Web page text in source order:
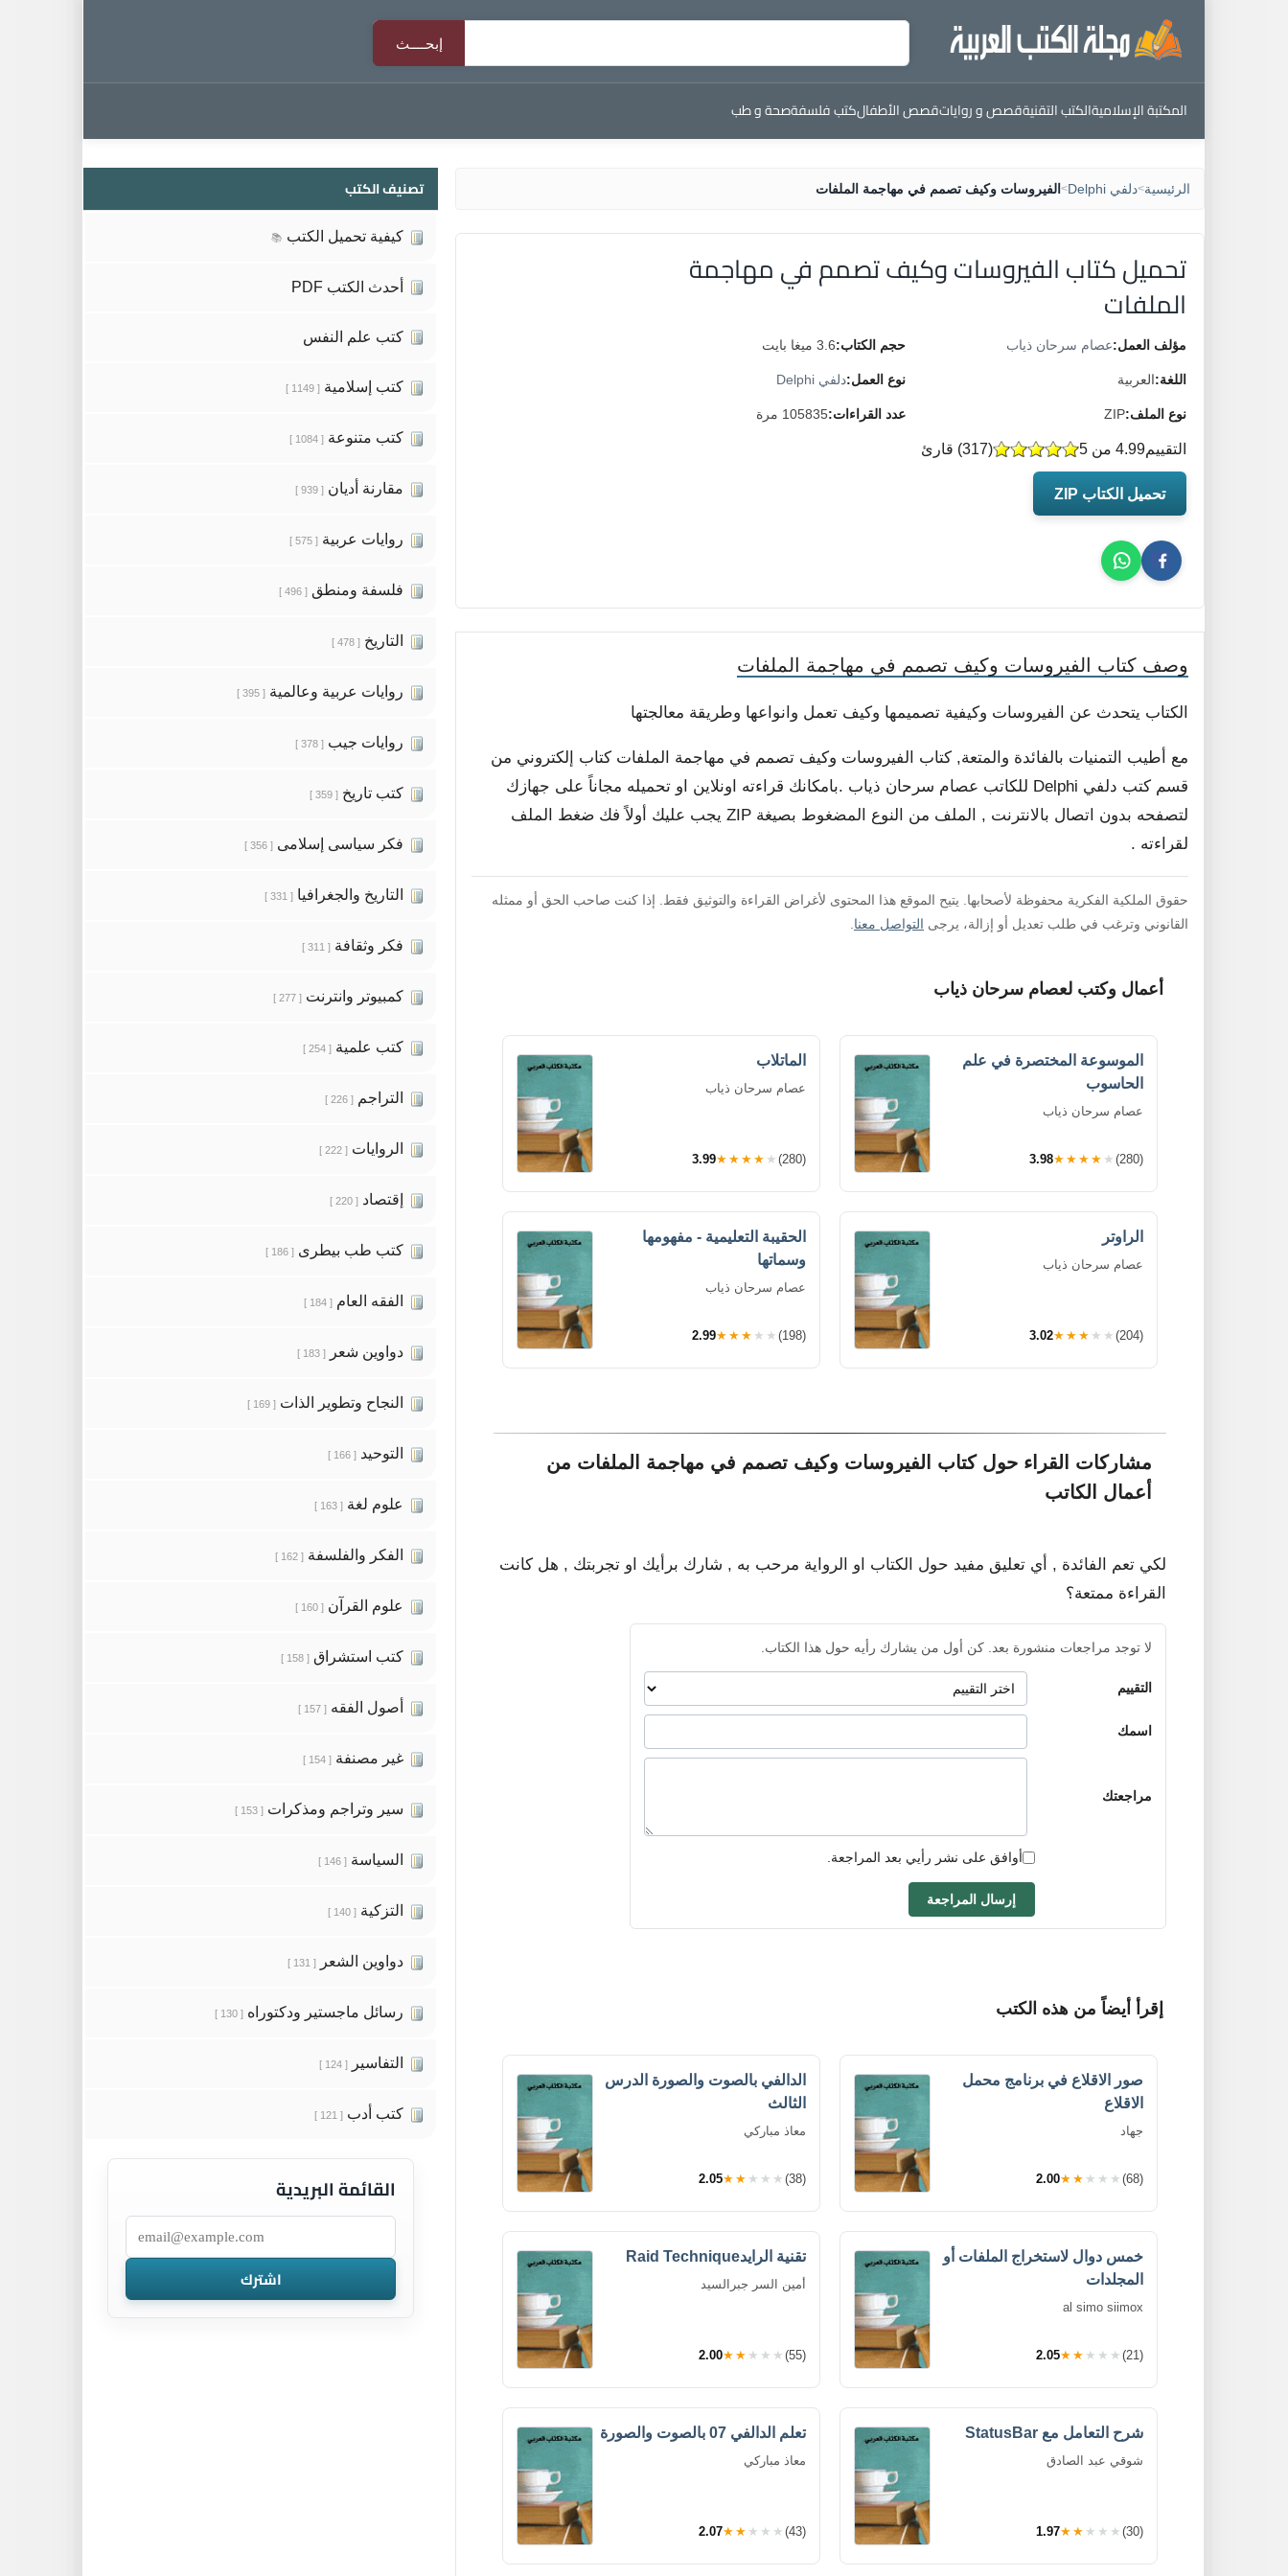
المكتبة الإسلاميةالكتب التقنيةقصص و رواياتقصص الأطفالكتب فلسفةصحة و طب
الرئيسية>دلفي Delphi > الفيروسات وكيف تصمم في مهاجمة الملفات
تحميل كتاب الفيروسات وكيف تصمم في مهاجمة
الملفات
مؤلف العمل:عصام سرحان ذياب حجم الكتاب:3.6 ميغا بايت
اللغة:العربية نوع العمل:دلفي Delphi
نوع الملف:ZIP عدد القراءات:105835 مرة
التقييم (
317) قارئ 4.99 من 5
تحميل الكتاب ZIP
وصف كتاب الفيروسات وكيف تصمم في مهاجمة الملفات
الكتاب يتحدث عن الفيروسات وكيفية تصميمها وكيف تعمل وانواعها وطريقة معالجتها
مع أطيب التمنيات بالفائدة والمتعة, كتاب الفيروسات وكيف تصمم في مهاجمة الملفات كتاب إلكتروني من
قسم كتب دلفي Delphi للكاتب عصام سرحان ذياب .بامكانك قراءته اونلاين او تحميله مجاناً على جهازك
لتصفحه بدون اتصال بالانترنت , الملف من النوع المضغوط بصيغة ZIP يجب عليك أولاً فك ضغط الملف
لقراءته .
حقوق الملكية الفكرية محفوظة لأصحابها. يتيح الموقع هذا المحتوى لأغراض القراءة والتوثيق فقط. إذا كنت صاحب الحق أو ممثله
القانوني وترغب في طلب تعديل أو إزالة، يرجى التواصل معنا
أعمال وكتب لعصام سرحان ذياب
الموسوعة المختصرة في علم
الحاسوب
عصام سرحان ذياب
3.98★★★★★ (280)
الماتلاب
عصام سرحان ذياب
3.99★★★★★ (280)
الراوتر
عصام سرحان ذياب
3.02★★★★★ (204)
الحقيبة التعليمية - مفهومها
وسماتها
عصام سرحان ذياب
2.99★★★★★ (198)
مشاركات القراء حول كتاب الفيروسات وكيف تصمم في مهاجمة الملفات من
أعمال الكاتب
لكي تعم الفائدة , أي تعليق مفيد حول الكتاب او الرواية مرحب به , شارك برأيك او تجربتك , هل كانت
القراءة ممتعة؟
لا توجد مراجعات منشورة بعد. كن أول من يشارك رأيه حول هذا الكتاب.
التقييم
اسمك
مراجعتك
أوافق على نشر رأيي بعد المراجعة.
إرسال المراجعة
إقرأ أيضاً من هذه الكتب
صور الاقلاع في برنامج محمل
الاقلاع
جهاد
2.00★★★★★ (68)
الدالفي بالصوت والصورة الدرس
الثالث
معاذ مباركي
2.05★★★★★ (38)
خمس دوال لاستخراج الملفات أو
المجلدات
al simo siimox
2.05★★★★★ (21)
تقنية الرايدRaid Technique
أمين السر جبرالسيد
2.00★★★★★ (55)
شرح التعامل مع StatusBar
شوقي عبد الصادق
1.97★★★★★ (30)
تعلم الدالفي 07 بالصوت والصورة
معاذ مباركي
2.07★★★★★ (43)
تصنيف الكتب
كيفية تحميل الكتب 📚
أحدث الكتب PDF
كتب علم النفس
كتب إسلامية [ 1149 ]
كتب متنوعة [ 1084 ]
مقارنة أديان [ 939 ]
روايات عربية [ 575 ]
فلسفة ومنطق [ 496 ]
التاريخ [ 478 ]
روايات عربية وعالمية [ 395 ]
روايات جيب [ 378 ]
كتب تاريخ [ 359 ]
فكر سياسى إسلامى [ 356 ]
التاريخ والجغرافيا [ 331 ]
فكر وثقافة [ 311 ]
كمبيوتر وانترنت [ 277 ]
كتب علمية [ 254 ]
التراجم [ 226 ]
الروايات [ 222 ]
إقتصاد [ 220 ]
كتب طب بيطرى [ 186 ]
الفقه العام [ 184 ]
دواوين شعر [ 183 ]
النجاح وتطوير الذات [ 169 ]
التوحيد [ 166 ]
علوم لغة [ 163 ]
الفكر والفلسفة [ 162 ]
علوم القرآن [ 160 ]
كتب استشراق [ 158 ]
أصول الفقه [ 157 ]
غير مصنفة [ 154 ]
سير وتراجم ومذكرات [ 153 ]
السياسة [ 146 ]
التزكية [ 140 ]
دواوين الشعر [ 131 ]
رسائل ماجستير ودكتوراه [ 130 ]
التفاسير [ 124 ]
كتب أدب [ 121 ]
القائمة البريدية